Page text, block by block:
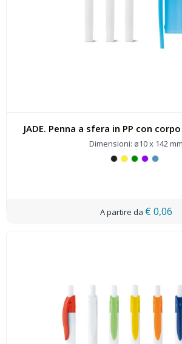
JADE. Penna a sfera in PP con
Dimensioni: ø10 x 142 mm
€ 0,06